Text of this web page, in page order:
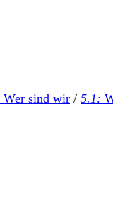
Wer sind wir / 5.1: